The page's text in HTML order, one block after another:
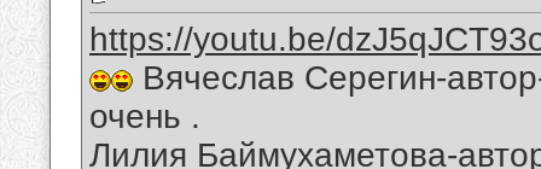
https://youtu.be/
Вячеслав Серегин-
очень .
Лилия Баймухаметова-